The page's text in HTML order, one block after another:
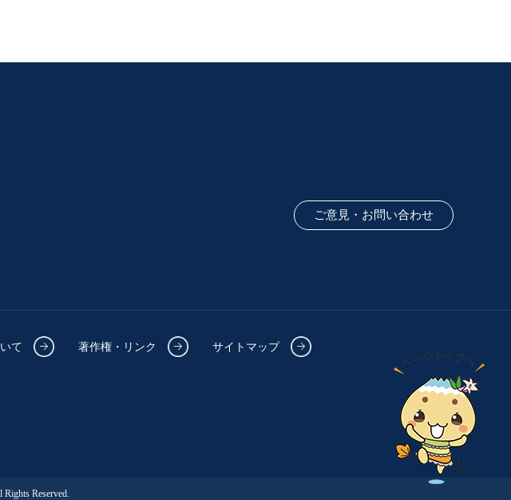
ご意見・お問い合わせ
て 著作権・リンク サイトマップ
Reserved.